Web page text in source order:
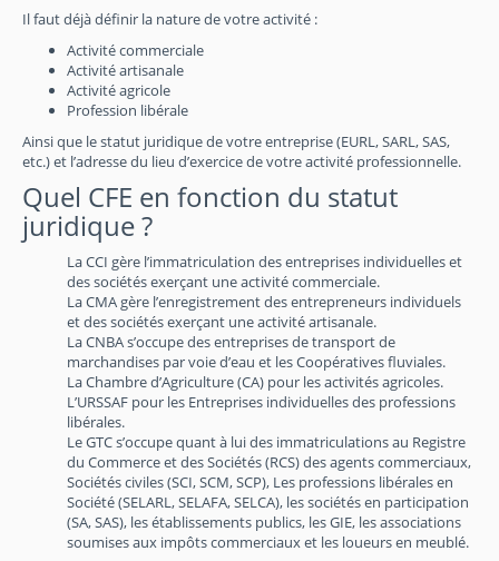
Il faut déjà définir la nature de votre activité :
Activité commerciale
Activité artisanale
Activité agricole
Profession libérale
Ainsi que le statut juridique de votre entreprise (EURL, SARL, SAS,
etc.) et l’adresse du lieu d’exercice de votre activité professionnelle.
Quel CFE en fonction du statut
juridique ?
La CCI gère l’immatriculation des entreprises individuelles et
des sociétés exerçant une activité commerciale.
La CMA gère l’enregistrement des entrepreneurs individuels
et des sociétés exerçant une activité artisanale.
La CNBA s’occupe des entreprises de transport de
marchandises par voie d’eau et les Coopératives fluviales.
La Chambre d’Agriculture (CA) pour les activités agricoles.
L’URSSAF pour les Entreprises individuelles des professions
libérales.
Le GTC s’occupe quant à lui des immatriculations au Registre
du Commerce et des Sociétés (RCS) des agents commerciaux,
Sociétés civiles (SCI, SCM, SCP), Les professions libérales en
Société (SELARL, SELAFA, SELCA), les sociétés en participation
(SA, SAS), les établissements publics, les GIE, les associations
soumises aux impôts commerciaux et les loueurs en meublé.